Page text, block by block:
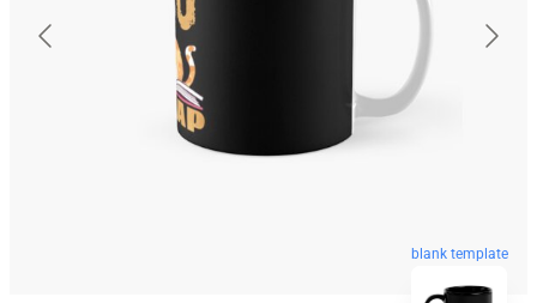
blank template